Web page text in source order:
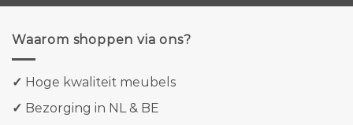
Waarom shoppen via ons?
✓ Hoge kwaliteit meubels
✓ Bezorging in NL & BE